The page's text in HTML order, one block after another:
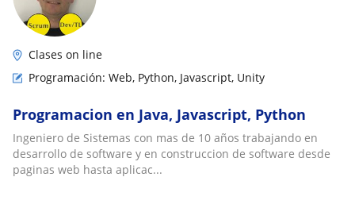
Clases on line
Programación: Web, Python, Javascript, Unity
Programacion en Java, Javascript, Python
Ingeniero de Sistemas con mas de 10 años trabajando en
desarrollo de software y en construccion de software desde
paginas web hasta aplicac...